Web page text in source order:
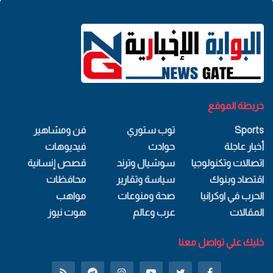
خريطة الموقع
Sports
أخبار عاجلة
اتصالات وتكنولوجيا
اقتصاد وبنوك
الحرب في اوكرانيا
المقالات
توب ستوري
حوادث
سوشيال وترند
سياسة وتقارير
صحة ومنوعات
عرب وعالم
فن ومشاهير
فيديوهات
قصص إنسانية
محافظات
مواهب
هوت نيوز
خليك علي تواصل معنا